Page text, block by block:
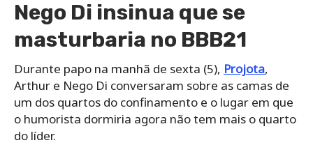
Nego Di insinua que se
masturbaria no BBB21
Durante papo na manhã de sexta (5), Projota,
Arthur e Nego Di conversaram sobre as camas de
um dos quartos do confinamento e o lugar em que
o humorista dormiria agora não tem mais o quarto
do líder.